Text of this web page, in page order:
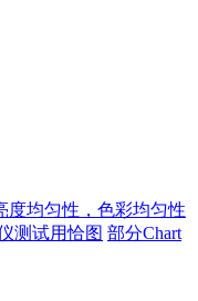
度均匀性，色彩均匀性
测试用恰图 部分Chart